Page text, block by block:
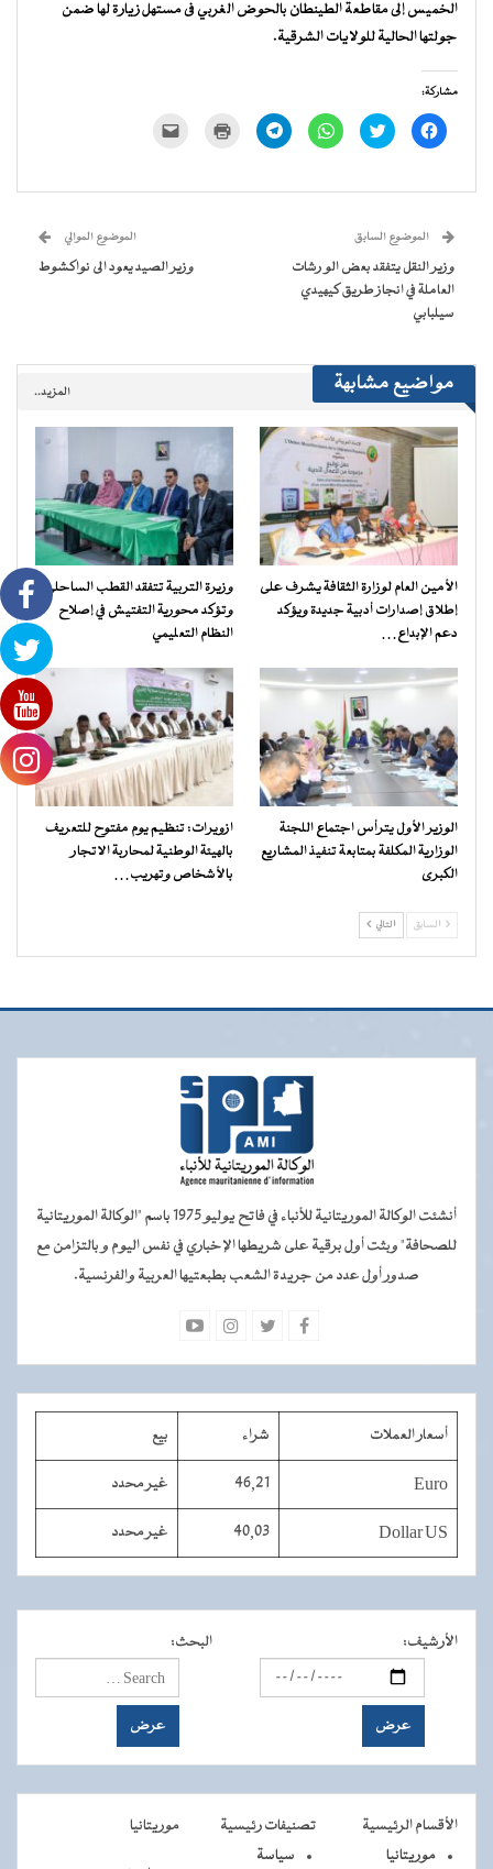
الخميس إلى مقاطعة الطينطان بالحوض الغربي فى مستهل زيارة لها ضمن
جولتها الحالية للولايات الشرقية.
مشاركة:
انقر
للمشاركة
في
اضغط
للمشاركة
في
انقر
للمشاركة
في
انقر
للمشاركة
في
للطباعة
جديدة) الإلكتروني
جديدة)
الموضوع السابق
وزير النقل يتفقد بعض الو رشات
العاملة في انجاز طريق كيهيدي
سيلبابي
الموضوع الموالي
وزير الصيد يعود الى نواكشوط
مواضيع مشابهة المزيد..
الأمين العام لوزارة الثقافة يشرف على
إطلاق إصدارات أدبية جديدة ويؤكد
دعم الإبداع…
وزيرة التربية تتفقد القطب الساحلي
وتؤكد محورية التفتيش في إصلاح
النظام التعليمي
الوزير الأول يترأس اجتماع اللجنة
الوزارية المكلفة بمتابعة تنفيذ المشاريع
الكبرى
ازويرات: تنظيم يوم مفتوح للتعريف
بالهيئة الوطنية لمحاربة الاتجار
بالأشخاص وتهريب…
السابق التالي
أنشئت الوكالة الموريتانية للأنباء في فاتح يوليو 1975 باسم "الوكالة الموريتانية
للصحافة" وبثت أول برقية على شريطها الإخباري في نفس اليوم و بالتزامن مع
صدور أول عدد من جريدة الشعب بطبعتيها العربية والفرنسية.
أسعار العملات شراء بيع
Euro
46,21 غير محدد
Dollar US
40,03 غير محدد
الأرشيف: البحث:
الأقسام الرئيسية تصنيفات رئيسية
موريتانيا
موريتانيا
سياسة